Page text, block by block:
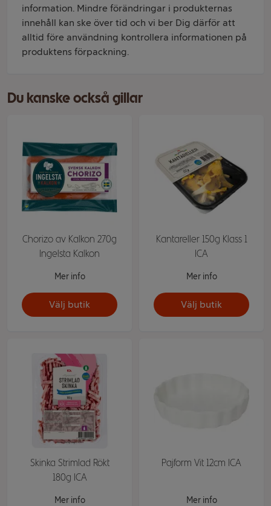
information. Mindre förändringar i produkternas
innehåll kan ske över tid och vi ber Dig därför att
alltid före användning kontrollera informationen på
produktens förpackning.
Du kanske också gillar
Chorizo av Kalkon 270g
Ingelsta Kalkon
Mer info
Välj butik
Kantareller 150g Klass 1
ICA
Mer info
Välj butik
Skinka Strimlad Rökt
180g ICA
Mer info
Pajform Vit 12cm ICA
Mer info